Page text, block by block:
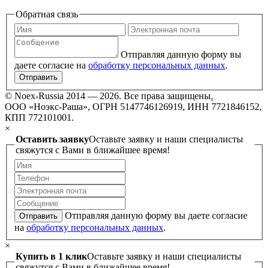
Обратная связь
Отправляя данную форму вы
даете согласие на обработку персональных данных.
Отправить
© Noex-Russia 2014 — 2026. Все права защищены.
ООО «Ноэкс-Раша», ОГРН 5147746126919, ИНН 7721846152,
КПП 772101001.
×
Оставить заявкуОставьте заявку и наши специалисты
свяжутся с Вами в ближайшее время!
Отправить
Отправляя данную форму вы даете согласие
на обработку персональных данных.
×
Купить в 1 кликОставьте заявку и наши специалисты